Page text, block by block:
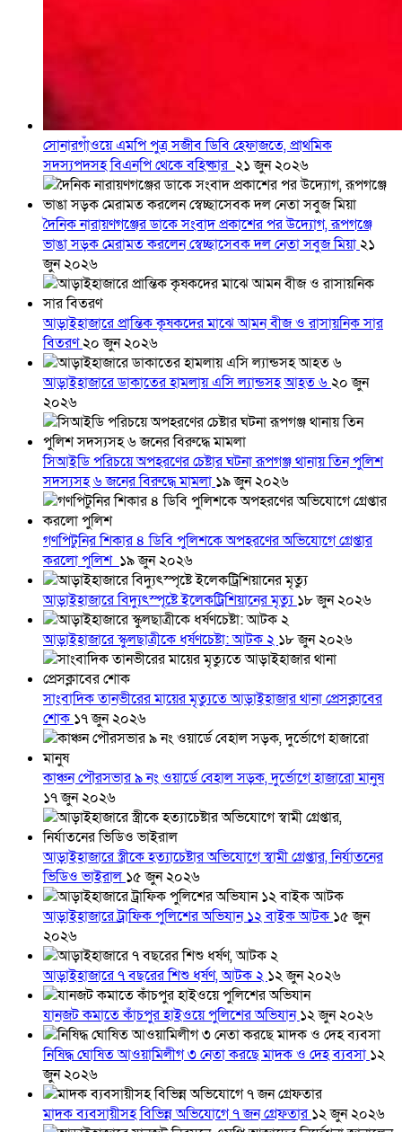
সোনারগাঁওয়ে এমপি পুত্র সজীব ডিবি হেফাজতে, প্রাথমিক
সদস্যপদসহ বিএনপি থেকে বহিষ্কার ২১ জুন ২০২৬
দৈনিক নারায়ণগঞ্জের ডাকে সংবাদ প্রকাশের পর উদ্যোগ, রূপগঞ্জে
ভাঙা সড়ক মেরামত করলেন স্বেচ্ছাসেবক দল নেতা সবুজ মিয়া২১
জুন ২০২৬
আড়াইহাজারে প্রান্তিক কৃষকদের মাঝে আমন বীজ ও রাসায়নিক সার
বিতরণ২০ জুন ২০২৬
আড়াইহাজারে ডাকাতের হামলায় এসি ল্যান্ডসহ আহত ৬২০ জুন
২০২৬
সিআইডি পরিচয়ে অপহরণের চেষ্টার ঘটনা রূপগঞ্জ থানায় তিন পুলিশ
সদস্যসহ ৬ জনের বিরুদ্ধে মামলা ১৯ জুন ২০২৬
গণপিটুনির শিকার ৪ ডিবি পুলিশকে অপহরণের অভিযোগে গ্রেপ্তার
করলো পুলিশ ১৯ জুন ২০২৬
আড়াইহাজারে বিদ্যুৎস্পৃষ্টে ইলেকট্রিশিয়ানের মৃত্যু১৮ জুন ২০২৬
আড়াইহাজারে স্কুলছাত্রীকে ধর্ষণচেষ্টা: আটক ২ ১৮ জুন ২০২৬
সাংবাদিক তানভীরের মায়ের মৃত্যুতে আড়াইহাজার থানা প্রেসক্লাবের
শোক ১৭ জুন ২০২৬
কাঞ্চন পৌরসভার ৯ নং ওয়ার্ডে বেহাল সড়ক, দুর্ভোগে হাজারো মানুষ
১৭ জুন ২০২৬
আড়াইহাজারে স্ত্রীকে হত্যাচেষ্টার অভিযোগে স্বামী গ্রেপ্তার, নির্যাতনের
ভিডিও ভাইরাল ১৫ জুন ২০২৬
আড়াইহাজারে ট্রাফিক পুলিশের অভিযান ১২ বাইক আটক ১৫ জুন
২০২৬
আড়াইহাজারে ৭ বছরের শিশু ধর্ষণ, আটক ২ ১২ জুন ২০২৬
যানজট কমাতে কাঁচপুর হাইওয়ে পুলিশের অভিযান১২ জুন ২০২৬
নিষিদ্ধ ঘোষিত আওয়ামিলীগ ৩ নেতা করছে মাদক ও দেহ ব্যবসা ১২
জুন ২০২৬
মাদক ব্যবসায়ীসহ বিভিন্ন অভিযোগে ৭ জন গ্রেফতার১২ জুন ২০২৬